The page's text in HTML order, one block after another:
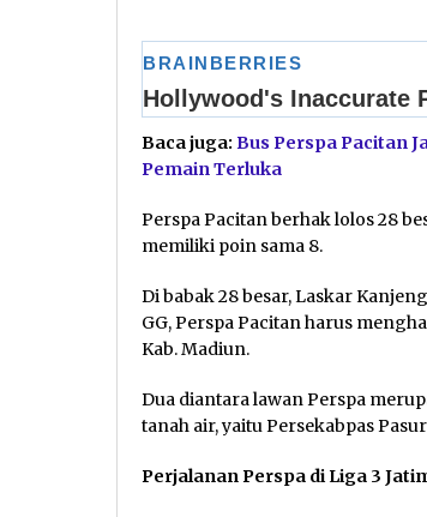
Baca juga: Bus Perspa Pacitan
Pemain Terluka
Perspa Pacitan berhak lolos 28
memiliki poin sama 8.
Di babak 28 besar, Laskar
GG, Perspa Pacitan harus
Kab. Madiun.
Dua diantara lawan Perspa
tanah air, yaitu Persekabpas
Perjalanan Perspa di Liga 3